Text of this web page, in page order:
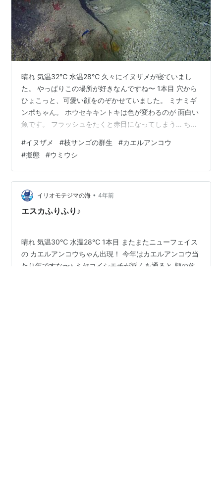
晴れ 気温32℃ 水温28℃ 久々にイヌザメが寝ていまし
た。 やっぱりこの場所が好きなんですね〜 1本目 穴から
ひょこっと、可愛い顔をのぞかせていました。 ミナミギ
ンポちゃん。 ホウセキキントキは色が変わるのが 面白い
魚です。 フラッシュをたくと赤目になってしまう… ちい
て 身を守る習性があるので ずーっとダイバーにぴったり
とくっついて泳いでいて とっても可愛かった♥ 2本目 透
明度抜群！ デバスズメダイの集まりも、 サイコーでした
✨ なんと綺麗なシャコガイ！ 色んな色、模様があって、
シャコガイだけで写真集を作りたいくらいです（笑） 3
本目…
#イヌザメ #枝サンゴの群生 #カエルアンコウ
#擬態 #ウミウシ
イリオモテジマの海 • 4年前
エスカふりふり♪